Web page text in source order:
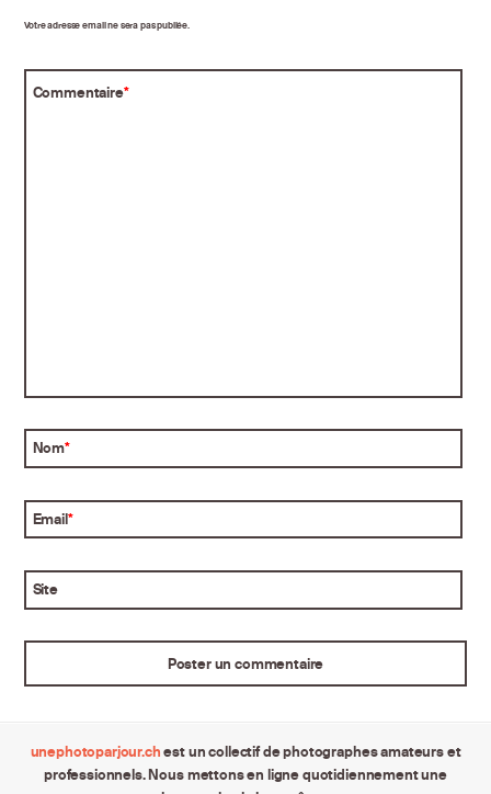
Votre adresse email ne sera pas publiée.
Commentaire*
Nom*
Email*
Site
unephotoparjour.chest un collectif de photographes amateurs et
professionnels. Nous mettons en ligne quotidiennement une